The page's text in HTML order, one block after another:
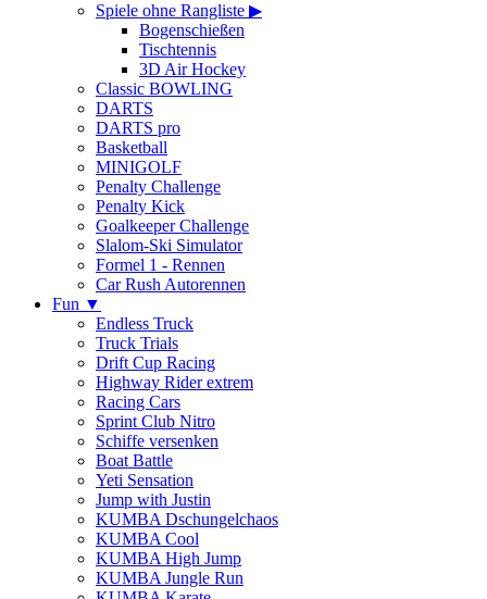
Spiele ohne Rangliste ▶
Bogenschießen
Tischtennis
3D Air Hockey
Classic BOWLING
DARTS
DARTS pro
Basketball
MINIGOLF
Penalty Challenge
Penalty Kick
Goalkeeper Challenge
Slalom-Ski Simulator
Formel 1 - Rennen
Car Rush Autorennen
Fun ▼
Endless Truck
Truck Trials
Drift Cup Racing
Highway Rider extrem
Racing Cars
Sprint Club Nitro
Schiffe versenken
Boat Battle
Yeti Sensation
Jump with Justin
KUMBA Dschungelchaos
KUMBA Cool
KUMBA High Jump
KUMBA Jungle Run